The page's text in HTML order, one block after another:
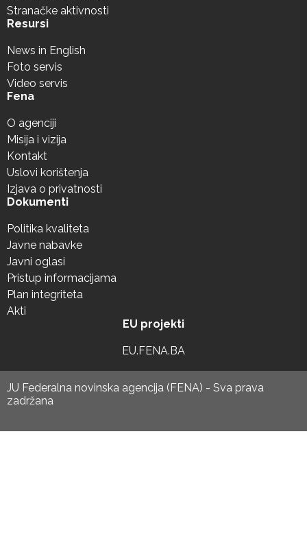
Stranačke aktivnosti
Resursi
News in English
Foto servis
Video servis
Fena
O agenciji
Misija i vizija
Kontakt
Uslovi korištenja
Izjava o privatnosti
Dokumenti
Politika kvaliteta
Javne nabavke
Javni oglasi
Pristup informacijama
Plan integriteta
Akti
EU projekti
EU.FENA.BA
JU Federalna novinska agencija (FENA) - Sva prava
zadržana